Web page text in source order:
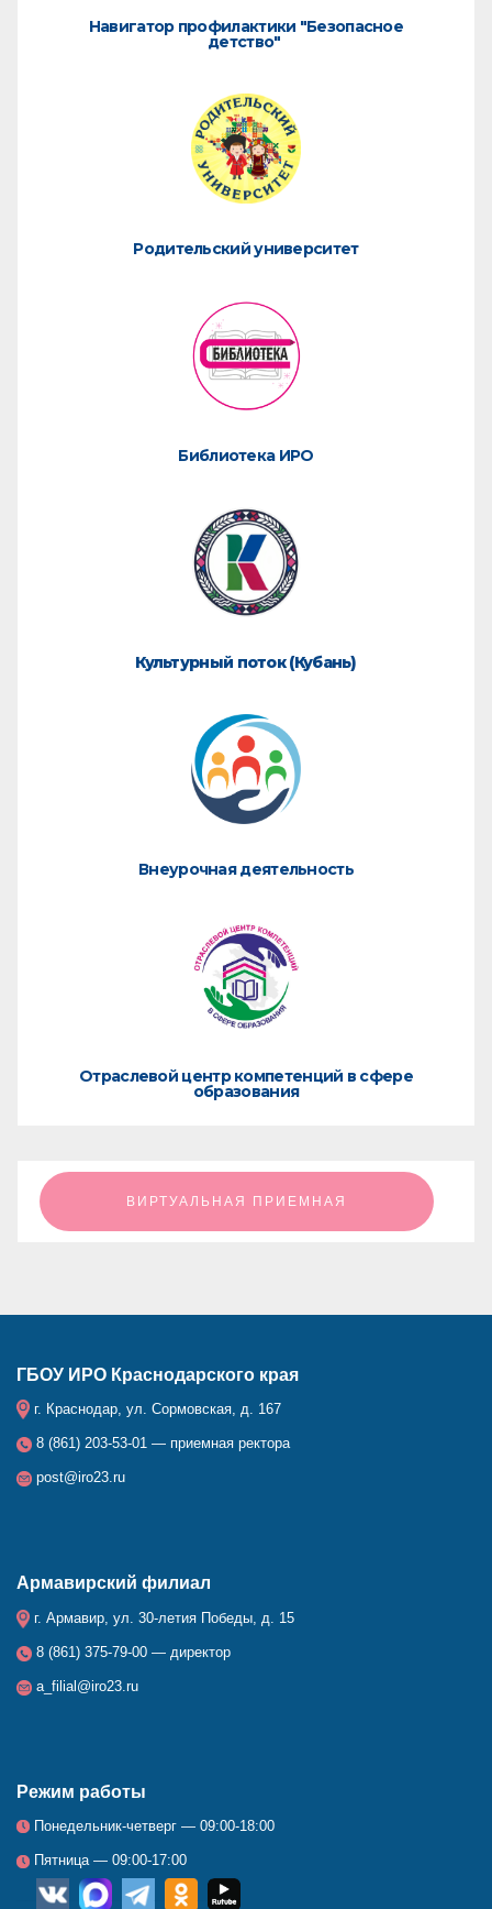
Навигатор профилактики "Безопасное
детство"
Родительский университет
Библиотека ИРО
Культурный поток (Кубань)
Внеурочная деятельность
Отраслевой центр компетенций в сфере
образования
ㅤㅤㅤㅤㅤㅤㅤㅤㅤВИРТУАЛЬНАЯ ПРИЕМНАЯㅤㅤㅤㅤㅤㅤㅤㅤㅤ
ГБОУ ИРО Краснодарского края
г. Краснодар, ул. Сормовская, д. 167
8 (861) 203-53-01 — приемная ректора
post@iro23.ru
Армавирский филиал
г. Армавир, ул. 30-летия Победы, д. 15
8 (861) 375-79-00 — директор
a_filial@iro23.ru
Режим работы
Понедельник-четверг — 09:00-18:00
Пятница — 09:00-17:00